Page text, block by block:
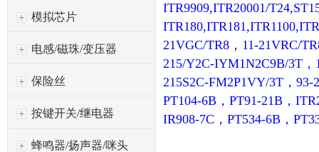
模拟芯片
电感/磁珠/变压器
保险丝
按键开关/继电器
蜂鸣器/扬声器/咪头
ITR9909,ITR20001/
21VGC/TR8，11-21VRC/
215/Y2C-IYM1N2C9B/3T，
215S2C-FM2P1VY/3T，
PT104-6B，PT91-21B，
IR908-7C，PT534-6B，